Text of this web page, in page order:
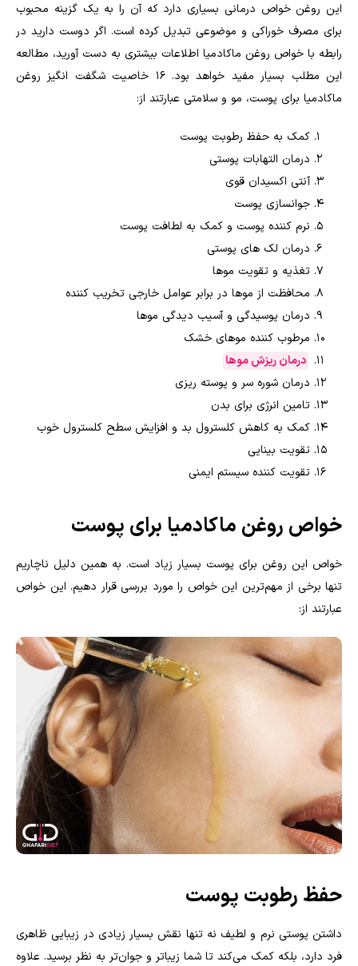
این روغن خواص درمانی بسیاری دارد که آن را به یک گزینه محبوب
برای مصرف خوراکی و موضوعی تبدیل کرده است. اگر دوست دارید در
رابطه با خواص روغن ماکادمیا اطلاعات بیشتری به دست آورید، مطالعه
این مطلب بسیار مفید خواهد بود. ۱۶ خاصیت شگفت انگیز روغن
ماکادمیا برای پوست، مو و سلامتی عبارتند از:
کمک به حفظ رطوبت پوست
درمان التهابات پوستی
آنتی اکسیدان قوی
جوانسازی پوست
نرم کننده پوست و کمک به لطافت پوست
درمان لک های پوستی
تغذیه و تقویت موها
محافظت از موها در برابر عوامل خارجی تخریب کننده
درمان پوسیدگی و آسیب دیدگی موها
مرطوب کننده موهای خشک
درمان ریزش موها
درمان شوره سر و پوسته ریزی
تامین انرژی برای بدن
کمک به کاهش کلسترول بد و افزایش سطح کلسترول خوب
تقویت بینایی
تقویت کننده سیستم ایمنی
خواص روغن ماکادمیا برای پوست
خواص این روغن برای پوست بسیار زیاد است. به همین دلیل ناچاریم
تنها برخی از مهم‌ترین این خواص را مورد بررسی قرار دهیم. این خواص
عبارتند از:
حفظ رطوبت پوست
داشتن پوستی نرم و لطیف نه تنها نقش بسیار زیادی در زیبایی ظاهری
فرد دارد، بلکه کمک می‌کند تا شما زیباتر و جوان‌تر به نظر برسید. علاوه